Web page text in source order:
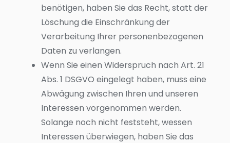
benötigen, haben Sie das Recht, statt der
Löschung die Einschränkung der
Verarbeitung Ihrer personenbezogenen
Daten zu verlangen.
Wenn Sie einen Widerspruch nach Art. 21
Abs. 1 DSGVO eingelegt haben, muss eine
Abwägung zwischen Ihren und unseren
Interessen vorgenommen werden.
Solange noch nicht feststeht, wessen
Interessen überwiegen, haben Sie das